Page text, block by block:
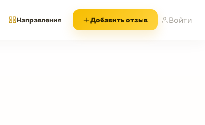
Направления Добавить отзыв Войти